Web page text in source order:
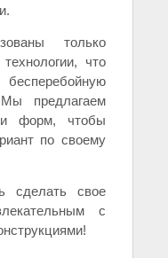
только
что
предлагаем
форм, чтобы
по своему
сделать свое
с